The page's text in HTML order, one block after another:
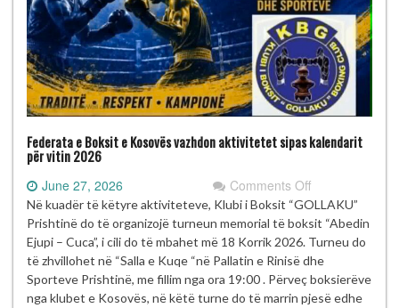
Federata e Boksit e Kosovës vazhdon aktivitetet sipas kalendarit
për vitin 2026
June 27, 2026 Comments Offon
Federata
e
Boksit
e
Kosovës
vazhdon
Në kuadër të këtyre aktiviteteve, Klubi i Boksit “GOLLAKU”
Prishtinë do të organizojë turneun memorial të boksit “Abedin
Ejupi – Cuca”, i cili do të mbahet më 18 Korrik 2026. Turneu do
të zhvillohet në “Salla e Kuqe “në Pallatin e Rinisë dhe
Sporteve Prishtinë, me fillim nga ora 19:00 . Përveç boksierëve
nga klubet e Kosovës, në këtë turne do të marrin pjesë edhe